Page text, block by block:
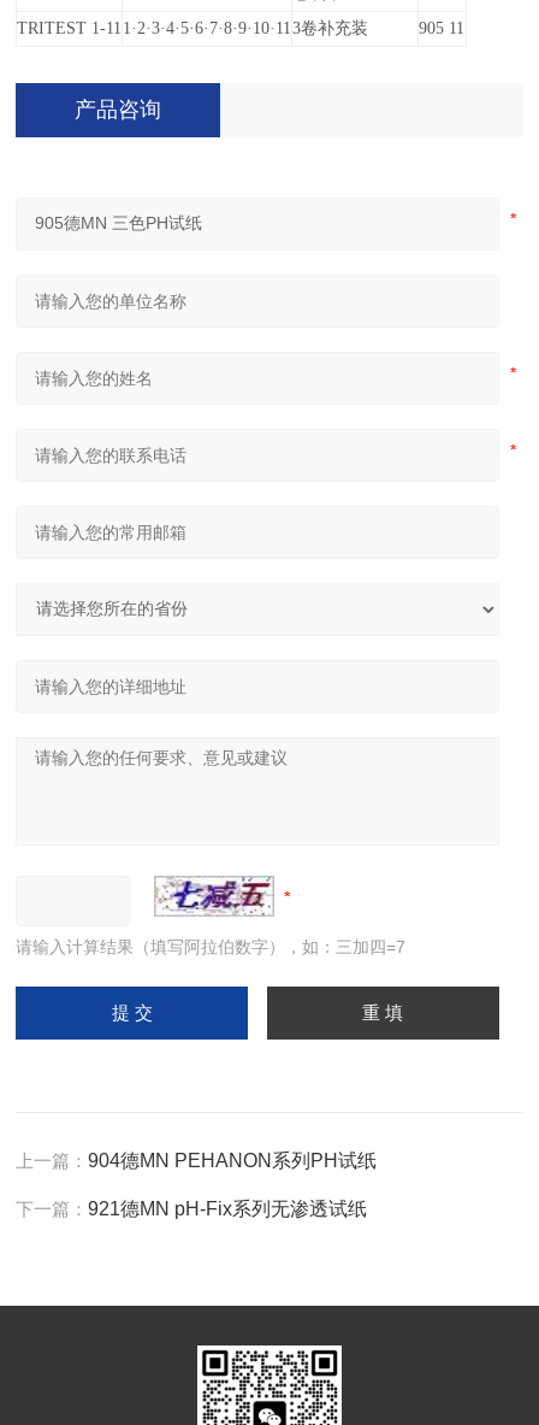
TRITEST 1-11 1·2·3·4·5·6·7·8·9·10·113卷补充装 905 11
产品咨询
请输入计算结果（填写阿拉伯数字），如：三加四=7
上一篇：904德MN PEHANON系列PH试纸
下一篇：921德MN pH-Fix系列无渗透试纸